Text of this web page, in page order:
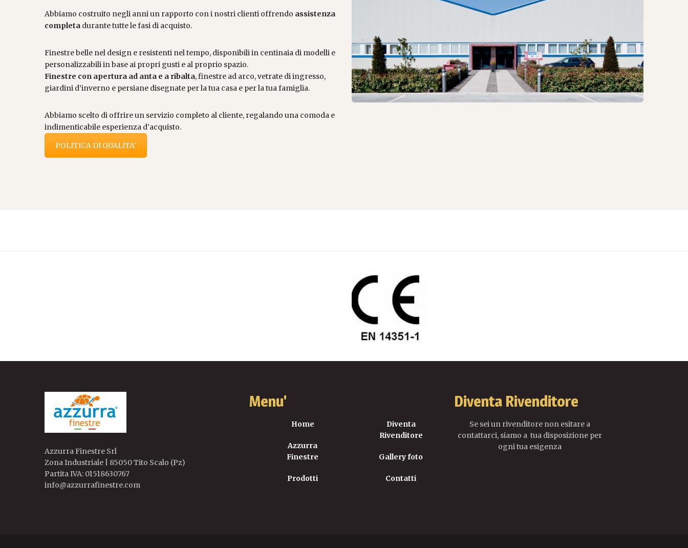
Abbiamo costruito negli anni un rapporto con i nostri clienti offrendo assistenza
completa durante tutte le fasi di acquisto.
Finestre belle nel design e resistenti nel tempo, disponibili in centinaia di modelli e
personalizzabili in base ai propri gusti e al proprio spazio.
Finestre con apertura ad anta e a ribalta, finestre ad arco, vetrate di ingresso,
giardini d’inverno e persiane disegnate per la tua casa e per la tua famiglia.
Abbiamo scelto di offrire un servizio completo al cliente, regalando una comoda e
indimenticabile esperienza d’acquisto.
POLITICA DI QUALITA'
Azzurra Finestre Srl
Zona Industriale | 85050 Tito Scalo (Pz)
Partita IVA: 01518630767
info@azzurrafinestre.com
Menu'
Home
Azzurra
Finestre
Prodotti
Diventa
Rivenditore
Gallery foto
Contatti
Diventa Rivenditore
Se sei un rivenditore non esitare a
contattarci, siamo a tua disposizione per
ogni tua esigenza